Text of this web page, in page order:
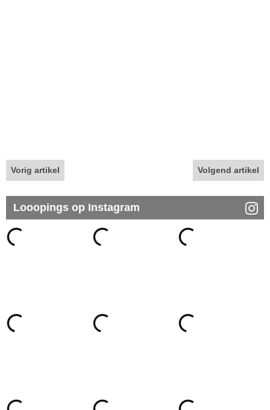
Vorig artikel Volgend artikel
Looopings op Instagram